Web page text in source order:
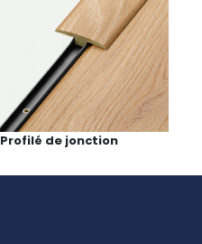
Profilé de jonction